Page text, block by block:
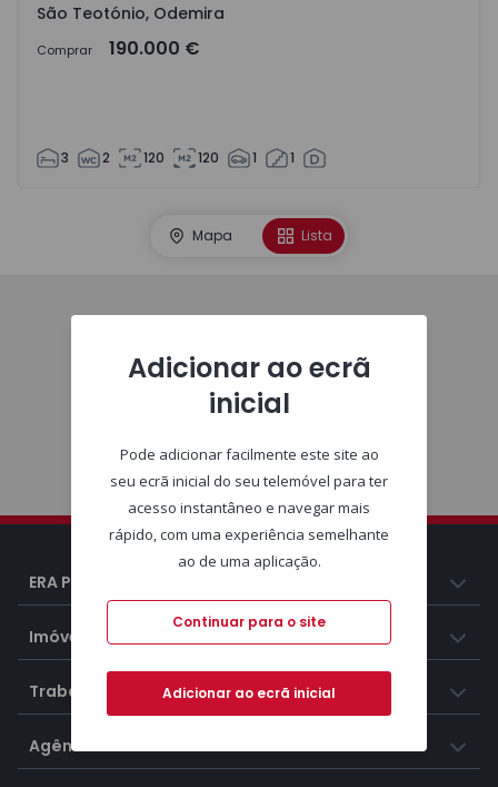
São Teotónio, Odemira
Comprar 190.000 €
3 2 120 120 1 1
Mapa Lista
ERA Portugal
Imóveis
Trabalhar na ERA
Agências ERA
Adicionar ao ecrã
inicial
Pode adicionar facilmente este site ao
seu ecrã inicial do seu telemóvel para ter
acesso instantâneo e navegar mais
rápido, com uma experiência semelhante
ao de uma aplicação.
Continuar para o site
Adicionar ao ecrã inicial